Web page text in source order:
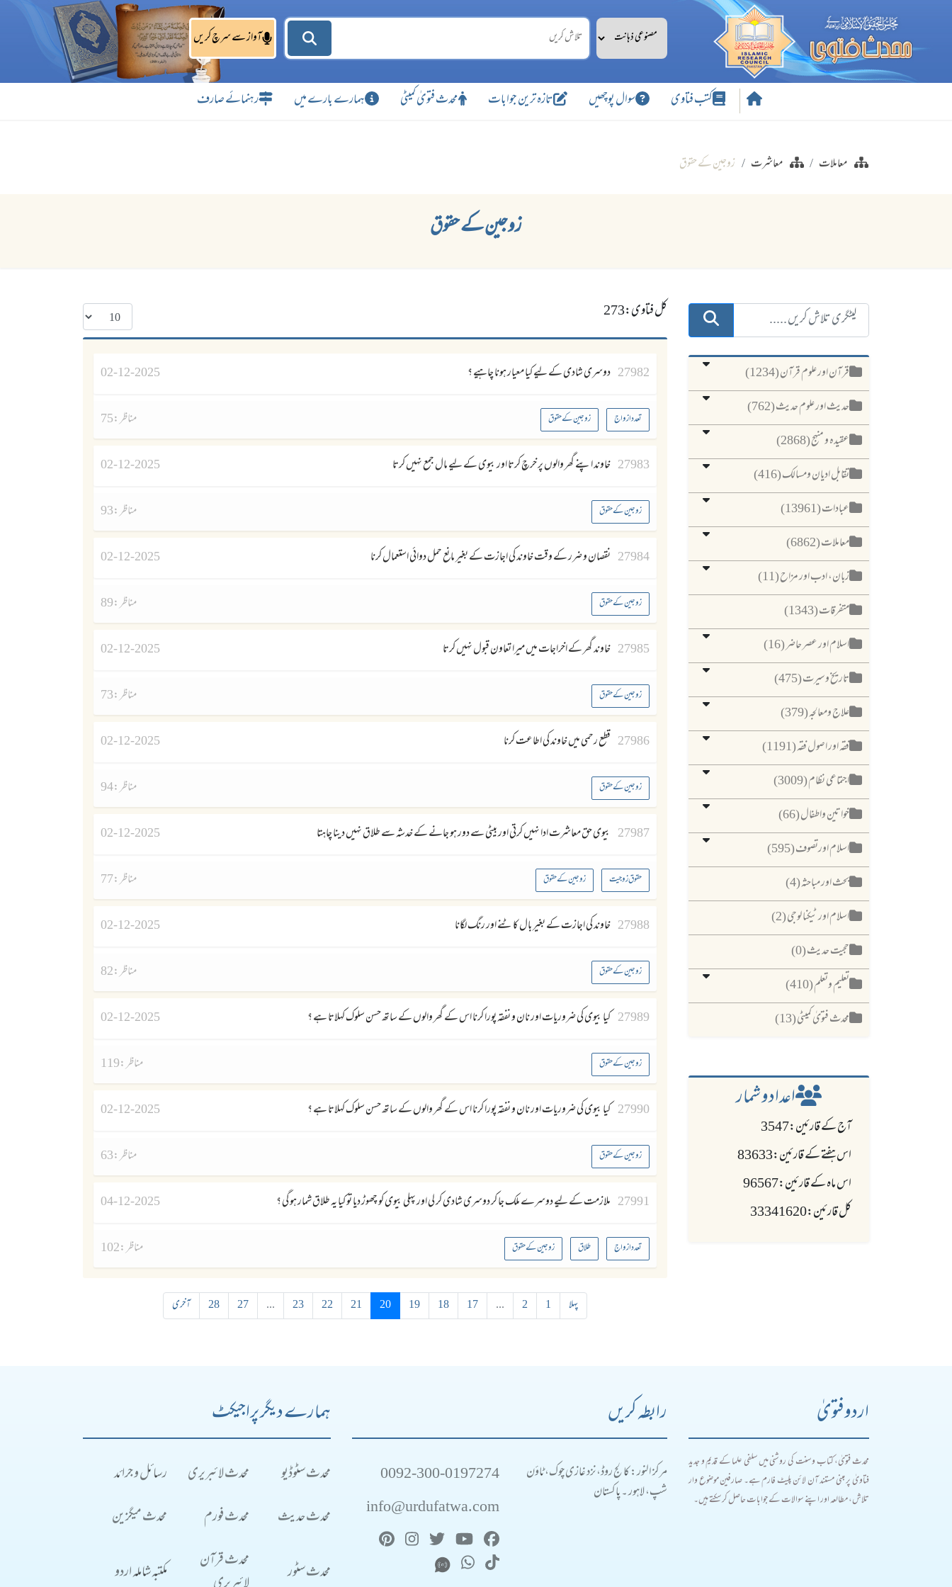
آواز سے سرچ کریں
کتب فتاوی سوال پوچھیں تازہ ترین جوابات محدث فتویٰ کمیٹی ہمارے بارے میں رہنمائے صارف
معاملات معاشرت زوجین کے حقوق
زوجین کے حقوق
قرآن اور علوم قرآن (1234)
حدیث اور علوم حدیث (762)
عقیدہ و منہج (2868)
تقابل ادیان ومسالک (416)
عبادات (13961)
معاملات (6862)
زبان، ادب اور مزاح (11)
متفرقات (1343)
اسلام اور عصر حاضر (16)
تاریخ وسیرت (475)
علاج ومعالجہ (379)
فقہ اور اصول فقہ (1191)
اجتماعی نظام (3009)
خواتین واطفال (66)
اسلام اورتصوف (595)
بحث اور مباحثہ (4)
اسلام اور ٹیکنا لوجی (2)
حجیت حدیث (0)
تعلیم وتعلم (410)
محدث فتویٰ کمیٹی (13)
اعدادو شمار
آج کے قارئین:3547
اس ہفتے کے قارئین:83633
اس ماہ کے قارئین:96567
کل قارئین:33341620
کل فتاوی:273
27982 دوسرى شادى كے ليے كيا معيار ہونا چاہيے ؟ 02-12-2025
تعدد ازواج زوجین کے حقوق مناظر :75
27983 خاوند اپنے گھر والوں پر خرچ كرتا اور بيوى كے ليے مال جمع نہيں كرتا 02-12-2025
زوجین کے حقوق مناظر :93
27984 نقصان و ضرر كے وقت خاوند كى اجازت كے بغير مانع حمل دوائى استعمال كرنا 02-12-2025
زوجین کے حقوق مناظر :89
27985 خاوند گھر كے اخراجات ميں ميرا تعاون قبول نہيں كرتا 02-12-2025
زوجین کے حقوق مناظر :73
27986 قطع رحمى ميں خاوند كى اطاعت كرنا 02-12-2025
زوجین کے حقوق مناظر :94
27987 بيوى حق معاشرت ادا نہيں كرتى اور بيٹى سے دور ہو جانے كے خدشہ سے طلاق نہيں دينا چاہتا 02-12-2025
حقوق زوجیت زوجین کے حقوق مناظر :77
27988 خاوند كى اجازت كے بغير بال كاٹنے اور رنگ لگانا 02-12-2025
زوجین کے حقوق مناظر :82
27989 كيا بيوى كى ضروريات اور نان و نفقہ پورا كرنا اس كے گھر والوں كے ساتھ حسن سلوك كہلاتا ہے ؟ 02-12-2025
زوجین کے حقوق مناظر :119
27990 كيا بيوى كى ضروريات اور نان و نفقہ پورا كرنا اس كے گھر والوں كے ساتھ حسن سلوك كہلاتا ہے ؟ 02-12-2025
زوجین کے حقوق مناظر :63
27991 ملازمت كے ليے دوسرے ملك جا كر دوسرى شادى كر لى اور پہلى بيوى كو چھوڑ ديا تو كيا يہ طلاق شمار ہو گى ؟ 04-12-2025
تعدد ازواج طلاق زوجین کے حقوق مناظر :102
پہلا 1
2
...
17
18
19
20
21
22
23
...
27
28 آخری
اردو فتویٰ
محدث فتویٰ، کتاب و سنت کی روشنی میں سلفی علما کے قدیم و جدید
فتاویٰ پر مبنی مستند آن لائن پلیٹ فارم ہے۔ صارفین موضوع وار
تلاش، مطالعہ اور اپنے سوالات کے جوابات حاصل کر سکتے ہیں۔
رابطہ کریں
مرکز النور: کالج روڈ، نزد غازی چوک، ٹاؤن
شپ، لاہور ۔ پاکستان
0092-300-0197274
info@urdufatwa.com
ہمارے دیگر پراجیکٹ
محدث سٹوڈیو محدث لائبریری
رسائل و جرائد
محدث حدیث
محدث فورم محدث میگزین
محدث سٹور
محدث قرآن
مکتبہ شاملہ اردو